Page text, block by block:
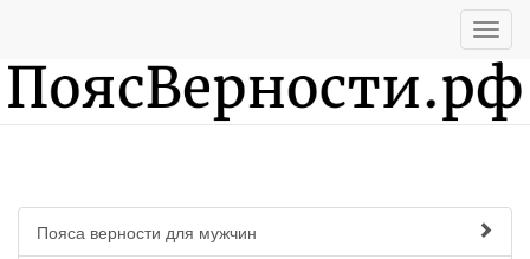
Пояса верности для мужчин